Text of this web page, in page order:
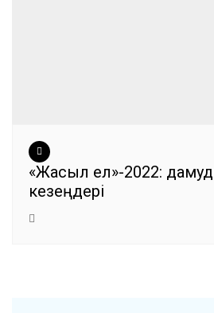
«Жасыл ел»-2022:
кезеңдері